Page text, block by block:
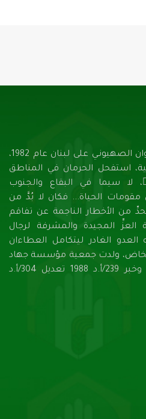
بفعل التداعيات الكبرى للعدوان الصهيونـي على لبنان عام 1982،
استفحل الحرمان في المناطق
ً، لا سيما في البقاع والجنوب
مقومات الحياة... فكان لا بُدَّ من
من الأخطار الناجمة عن تفاقم
العزِّ المجيدة والمشرفة لرجال
الغادر ليتكامل العطاءان
ولدت جمعية مؤسسة جهاد
البناء الإنمائيّة، بموجب علم وخبر 239/أ.د 1988 تعديل 304/أ.د